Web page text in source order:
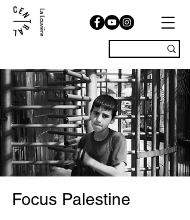
La Louvière
Focus Palestine